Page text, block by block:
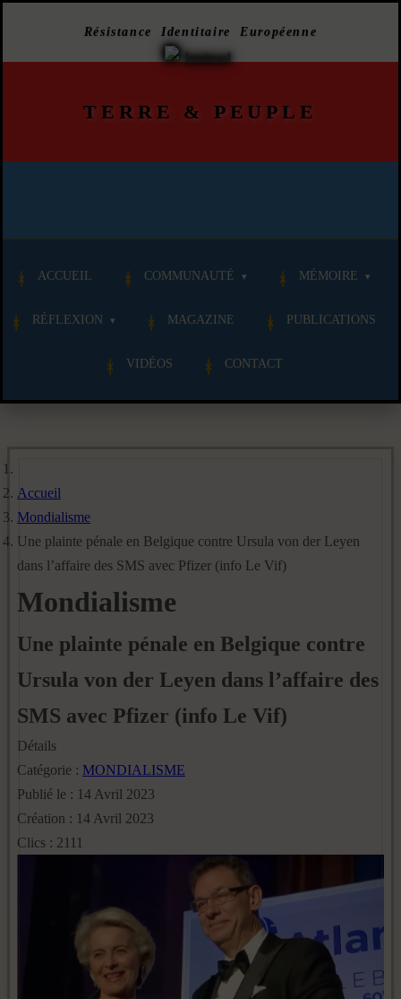
Résistance Identitaire Européenne
TERRE & PEUPLE
ACCUEIL COMMUNAUTÉ MÉMOIRE
RÉFLEXION MAGAZINE PUBLICATIONS
VIDÉOS CONTACT
Accueil
Mondialisme
Une plainte pénale en Belgique contre Ursula von der Leyen
dans l’affaire des SMS avec Pfizer (info Le Vif)
Mondialisme
Une plainte pénale en Belgique contre
Ursula von der Leyen dans l’affaire des
SMS avec Pfizer (info Le Vif)
Détails
Catégorie : MONDIALISME
Publié le : 14 Avril 2023
Création : 14 Avril 2023
Clics : 2111